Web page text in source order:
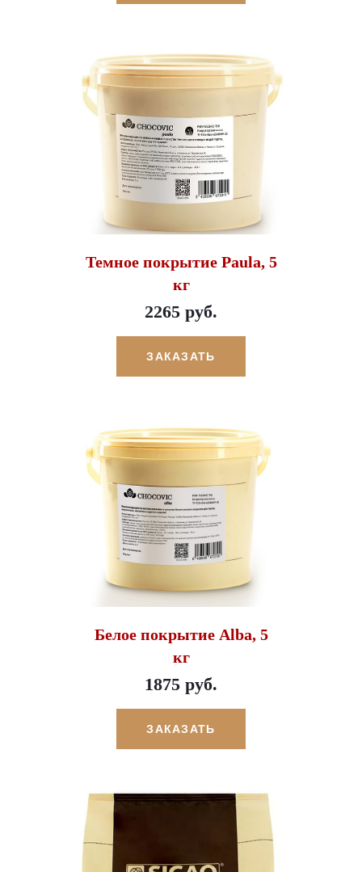
Темное покрытие Paula, 5
кг
2265 руб.
ЗАКАЗАТЬ
Белое покрытие Alba, 5
кг
1875 руб.
ЗАКАЗАТЬ